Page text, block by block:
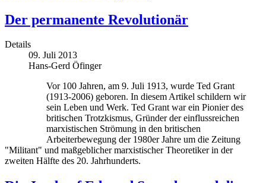
Der permanente Revolutionär
Details
09. Juli 2013
Hans-Gerd Öfinger
Vor 100 Jahren, am 9. Juli 1913, wurde Ted Grant
(1913-2006) geboren. In diesem Artikel schildern wir
sein Leben und Werk. Ted Grant war ein Pionier des
britischen Trotzkismus, Gründer der einflussreichen
marxistischen Strömung in den britischen
Arbeiterbewegung der 1980er Jahre um die Zeitung
"Militant" und maßgeblicher marxistischer Theoretiker in der
zweiten Hälfte des 20. Jahrhunderts.